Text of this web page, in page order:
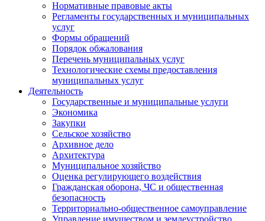
Нормативные правовые акты
Регламенты государственных и муниципальных
услуг
Формы обращений
Порядок обжалования
Перечень муниципальных услуг
Технологические схемы предоставления
муниципальных услуг
Деятельность
Государственные и муниципальные услуги
Экономика
Закупки
Сельское хозяйство
Архивное дело
Архитектура
Муниципальное хозяйство
Оценка регулирующего воздействия
Гражданская оборона, ЧС и общественная
безопасность
Территориально-общественное самоуправление
Управление имуществом и землеустройство